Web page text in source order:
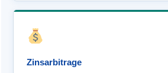
Zinsarbitrage